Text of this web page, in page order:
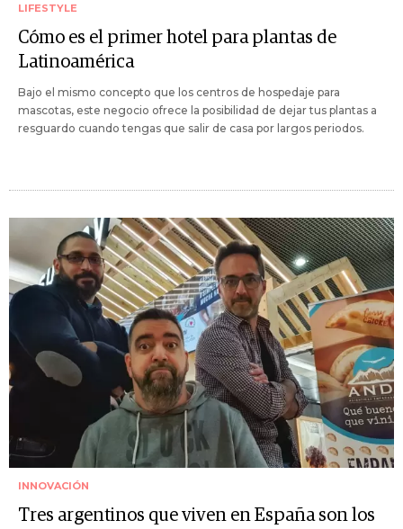
LIFESTYLE
Cómo es el primer hotel para plantas de
Latinoamérica
Bajo el mismo concepto que los centros de hospedaje para
mascotas, este negocio ofrece la posibilidad de dejar tus plantas a
resguardo cuando tengas que salir de casa por largos periodos.
INNOVACIÓN
Tres argentinos que viven en España son los